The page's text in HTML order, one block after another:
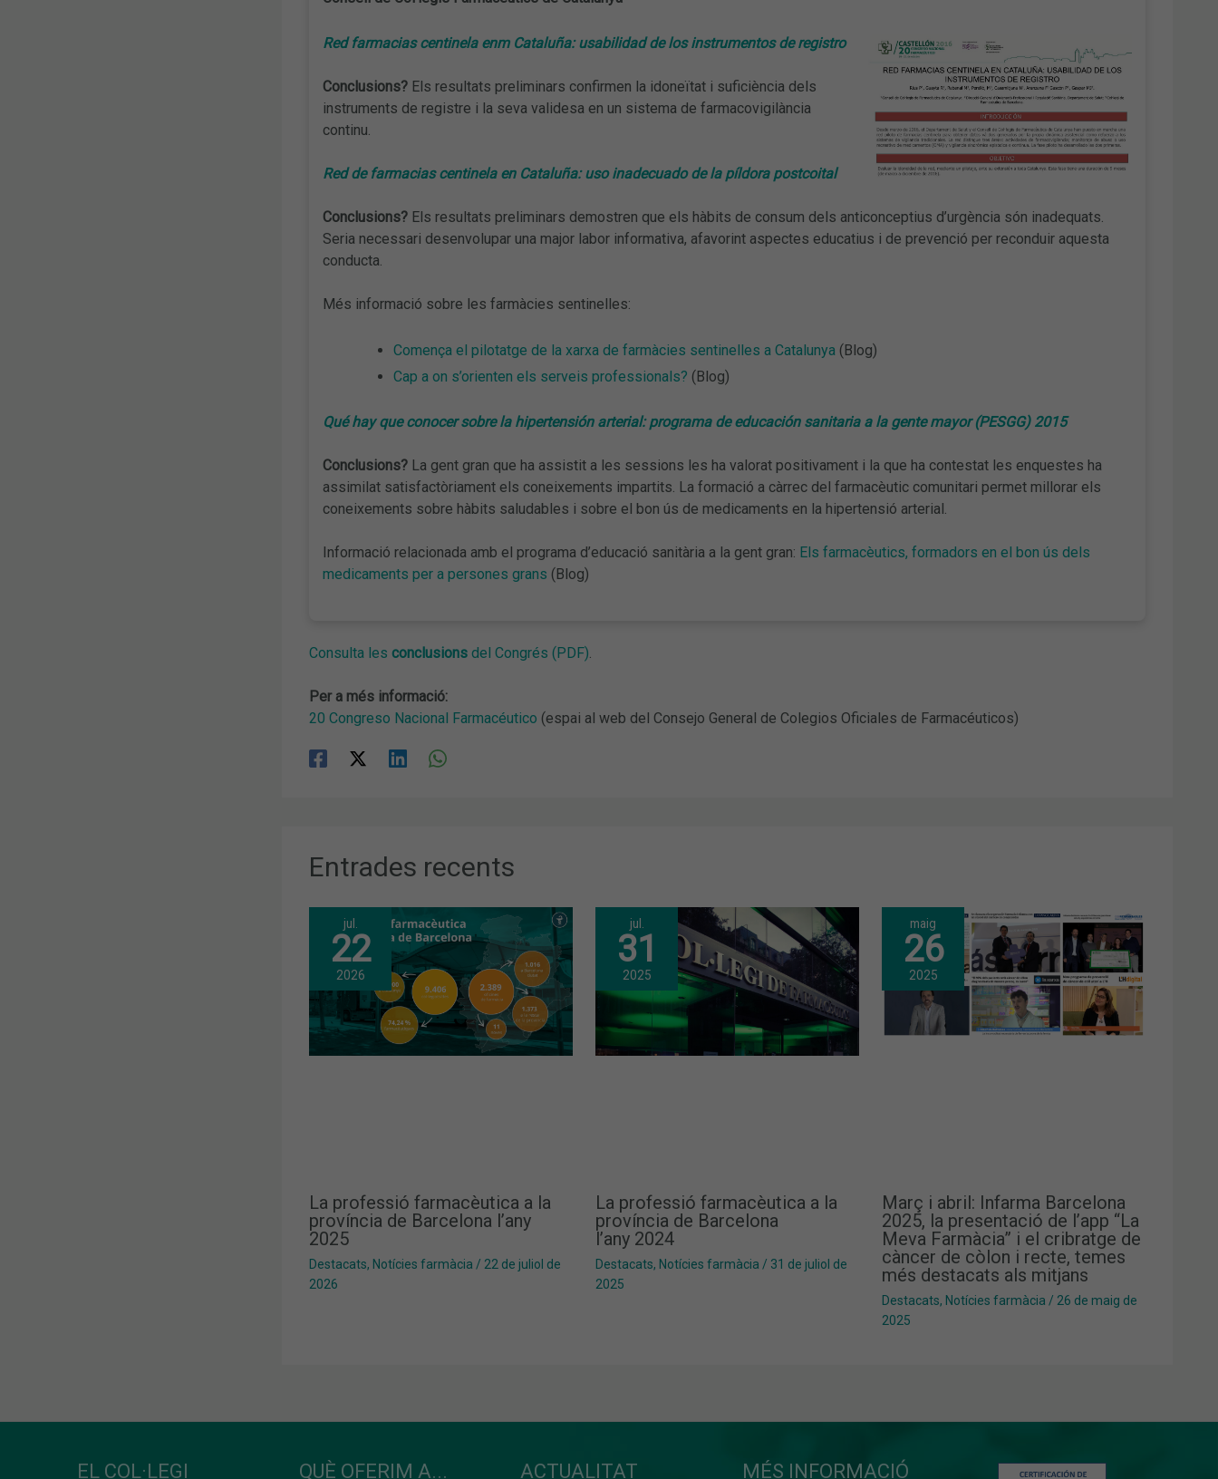
Red farmacias centinela enm Cataluña: usabilidad de los instrumentos de registro
Conclusions?Els resultats preliminars confirmen la idoneïtat i suficiència dels
instruments de registre i la seva validesa en un sistema de farmacovigilància
continu.
Red de farmacias centinela en Cataluña: uso inadecuado de la píldora postcoital
Conclusions?Els resultats preliminars demostren que els hàbits de consum dels anticonceptius d’urgència són inadequats.
Seria necessari desenvolupar una major labor informativa, afavorint aspectes educatius i de prevenció per reconduir aquesta
conducta.
Més informació sobre les farmàcies sentinelles:
Comença el pilotatge de la xarxa de farmàcies sentinelles a Catalunya(Blog)
Cap a on s’orienten els serveis professionals? (Blog)
Qué hay que conocer sobre la hipertensión arterial: programa de educación sanitaria a la gente mayor (PESGG) 2015
Conclusions?La gent gran que ha assistit a les sessions les ha valorat positivament i la que ha contestat les enquestes ha
assimilat satisfactòriament els coneixements impartits. La formació a càrrec del farmacèutic comunitari permet millorar els
coneixements sobre hàbits saludables i sobre el bon ús de medicaments en la hipertensió arterial.
Informació relacionada amb el programa d’educació sanitària a la gent gran: Els farmacèutics, formadors en el bon ús dels
medicaments per a persones grans (Blog)
Consulta les conclusionsdel Congrés (PDF).
Per a més informació:
20 Congreso Nacional Farmacéutico (espai al web del Consejo General de Colegios Oficiales de Farmacéuticos)
Entrades recents
jul.
22
2026
La professió farmacèutica a la
província de Barcelona l’any
2025
Destacats, Notícies farmàcia / 22 de juliol de
2026
jul.
31
2025
La professió farmacèutica a la
província de Barcelona
l’any 2024
Destacats, Notícies farmàcia / 31 de juliol de
2025
maig
26
2025
Març i abril: Infarma Barcelona
2025, la presentació de l’app “La
Meva Farmàcia” i el cribratge de
càncer de còlon i recte, temes
més destacats als mitjans
Destacats, Notícies farmàcia / 26 de maig de
2025
EL COL·LEGI QUÈ OFERIM A... ACTUALITAT MÉS INFORMACIÓ